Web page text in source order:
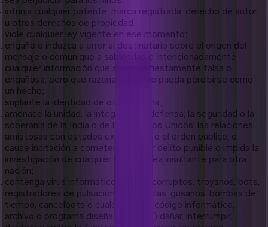
infrinja cualquier patente, marca registrada, derecho de autor
u otros derechos de propiedad;
viole cualquier ley vigente en ese momento;
engañe o induzca a error al destinatario sobre el origen del
mensaje o comunique a sabiendas e intencionadamente
cualquier información que sea manifiestamente falsa o
engañosa, pero que razonablemente pueda percibirse como
un hecho;
suplante la identidad de otra persona;
amenace la unidad, la integridad, la defensa, la seguridad o la
soberanía de la India o de los Estados Unidos, las relaciones
amistosas con estados extranjeros o el orden público, o
cause incitación a cometer cualquier delito punible o impida la
investigación de cualquier delito o sea insultante para otra
nación;
contenga virus informáticos, datos corruptos, troyanos, bots,
registradores de pulsaciones de teclas, gusanos, bombas de
tiempo, cancelbots o cualquier otro código informático,
archivo o programa diseñado para (1) dañar, interrumpir,